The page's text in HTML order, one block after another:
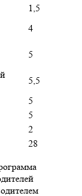
1,5
4
5
5,5
5
5
2
28